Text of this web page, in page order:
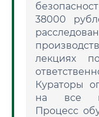
38000
лекциях
Кураторы
на все
Процесс